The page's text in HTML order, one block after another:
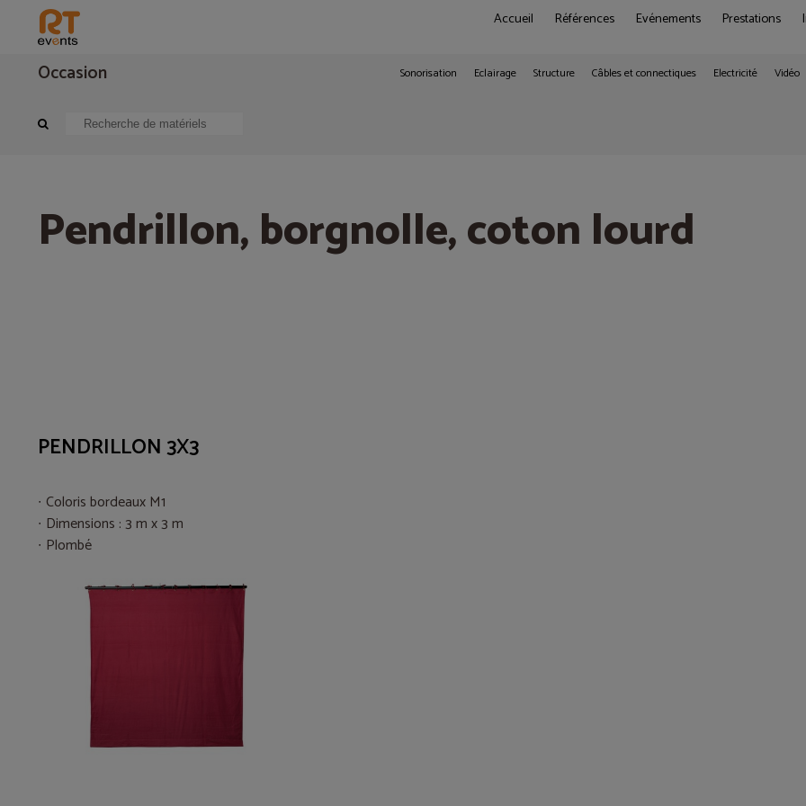
Accueil Références Evénements Prestations
Occasion Sonorisation Eclairage Structure Câbles et connectiques Electricité Vidéo
Mobilier, stand, décors Tissu
Pendrillon, borgnolle, coton lourd
PENDRILLON 3X3
Coloris bordeaux M1
Dimensions : 3 m x 3 m
Plombé